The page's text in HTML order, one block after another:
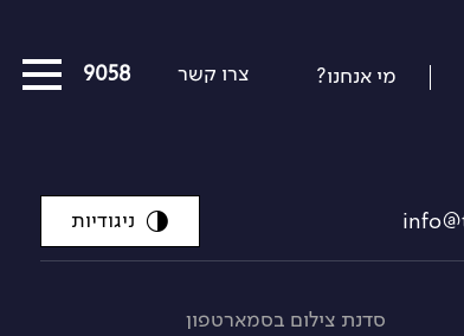
מי אנחנו? צרו קשר 03-5639058
הפרויקטים החברתיים שלנו
סיפורים מבעד לעדשה
ניגודיות
סדנת צילום בסמארטפון